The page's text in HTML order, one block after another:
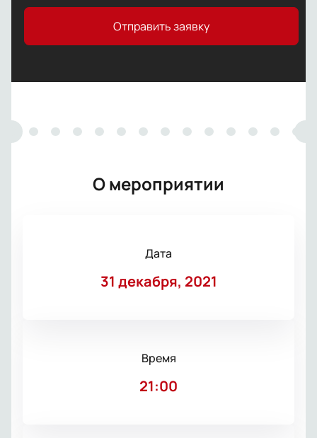
Отправить заявку
О мероприятии
Дата
31 декабря, 2021
Время
21:00